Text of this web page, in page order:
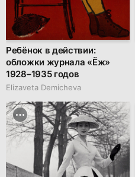
Ребёнок в действии:
обложки журнала «Ёж»
1928–1935 годов
Elizaveta Demicheva